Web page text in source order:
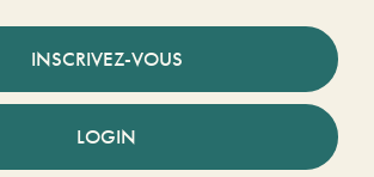
INSCRIVEZ-VOUS
LOGIN